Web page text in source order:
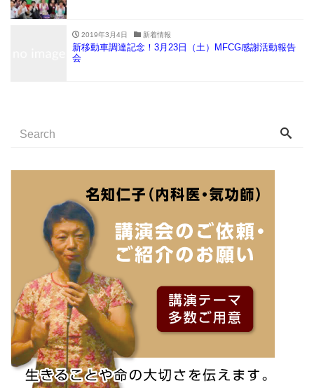
2019年3月4日 新着情報
新移動車調達記念！3月23日（土）MFCG感謝活動報告
会